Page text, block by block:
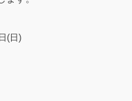
(日)